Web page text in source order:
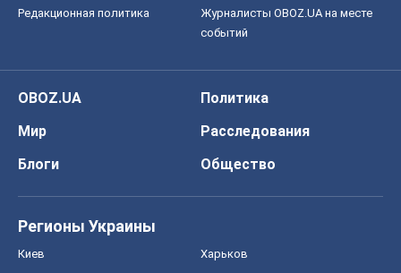
Редакционная политика
Журналисты OBOZ.UA на месте
событий
OBOZ.UA
Политика
Мир
Расследования
Блоги
Общество
Регионы Украины
Киев Харьков